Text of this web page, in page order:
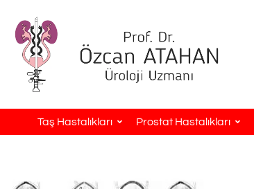
Taş Hastalıkları Prostat Hastalıkları